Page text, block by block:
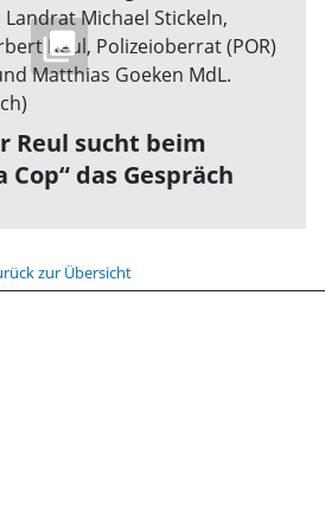
Reul sucht beim
Cop“ das Gespräch
zur Übersicht